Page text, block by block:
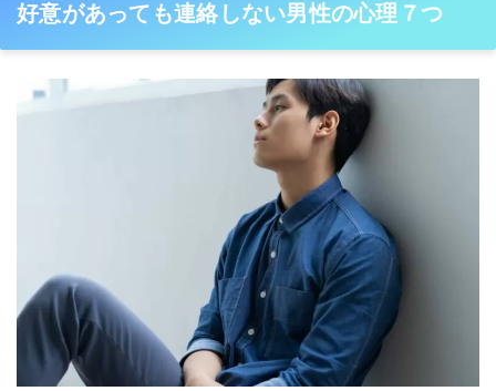
好意があっても連絡しない男性の心理７つ